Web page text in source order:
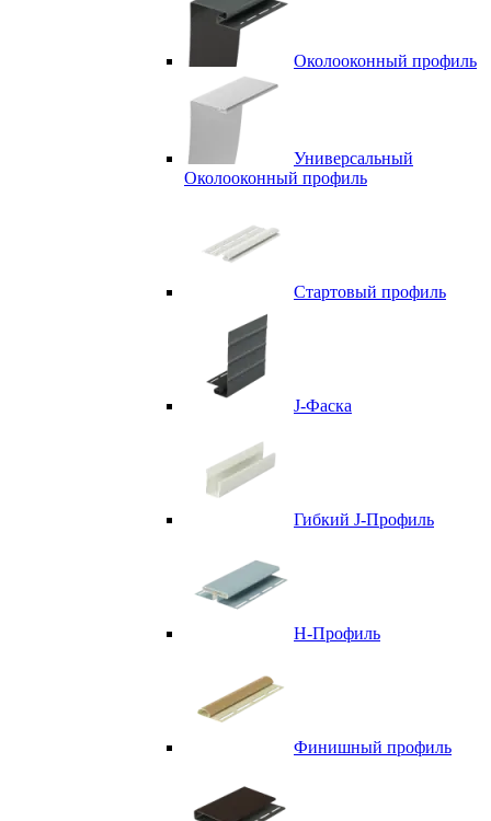
Околооконный профиль
Универсальный
Околооконный профиль
Стартовый профиль
J-Фаска
Гибкий J-Профиль
H-Профиль
Финишный профиль